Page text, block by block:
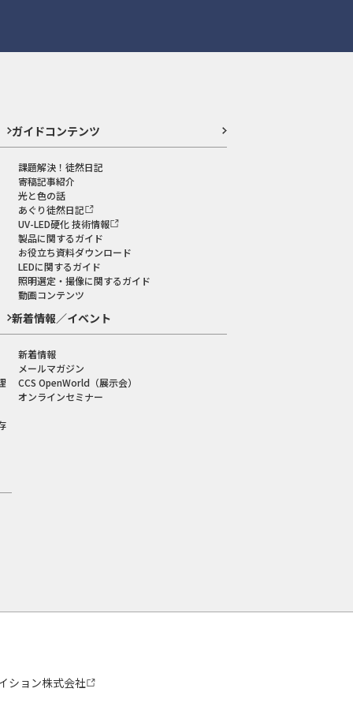
ガイドコンテンツ
課題解決！徒然日記
寄稿記事紹介
光と色の話
あぐり徒然日記
UV-LED硬化 技術情報
製品に関するガイド
お役立ち資料ダウンロード
LEDに関するガイド
照明選定・撮像に関するガイド
動画コンテンツ
新着情報／イベント
新着情報
メールマガジン
CCS OpenWorld（展示会）
オンラインセミナー
ション株式会社